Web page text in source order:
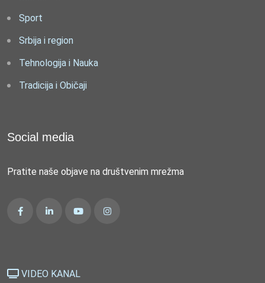
Sport
Srbija i region
Tehnologija i Nauka
Tradicija i Običaji
Social media
Pratite naše objave na društvenim mrežma
VIDEO KANAL